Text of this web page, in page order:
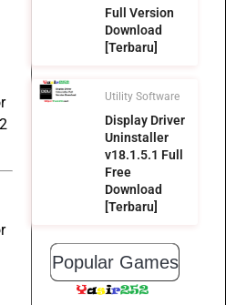
Full Version
Download
[Terbaru]
Utility Software
Display Driver
Uninstaller
v18.1.5.1 Full
Free
Download
[Terbaru]
Popular Games